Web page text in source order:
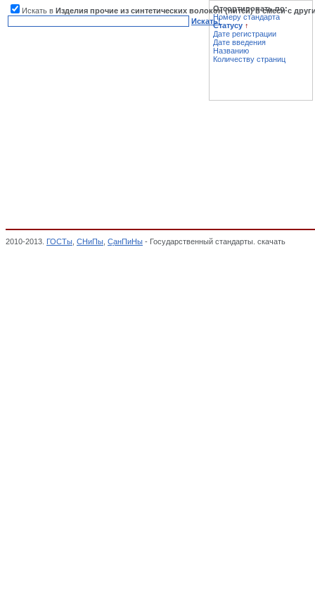
Искать в Изделия прочие из синтетических волокон (нитей) в смеси с
Искать!
Отсортировать по:
Номеру стандарта
Статусу ↑
Дате регистрации
Дате введения
Названию
Количеству страниц
2010-2013. ГОСТы СНиПы СанПиНы - Государственный стандарты. скачать